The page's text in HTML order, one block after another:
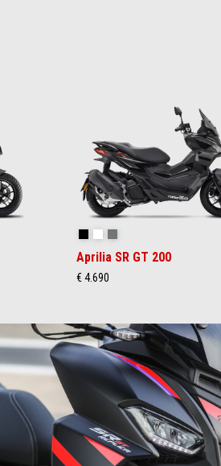
Aprilia SR GT 200
€ 4.690